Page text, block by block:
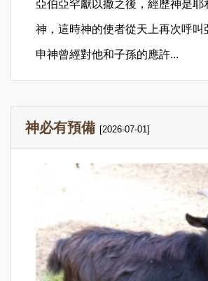
亞伯亞罕獻以撒之後，經歷神是耶
神，這時神的使者從天上再次呼叫
申神曾經對他和子孫的應許...
神必有預備 [2026-07-01]